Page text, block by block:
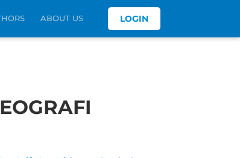
LOGIN
ABOUT US